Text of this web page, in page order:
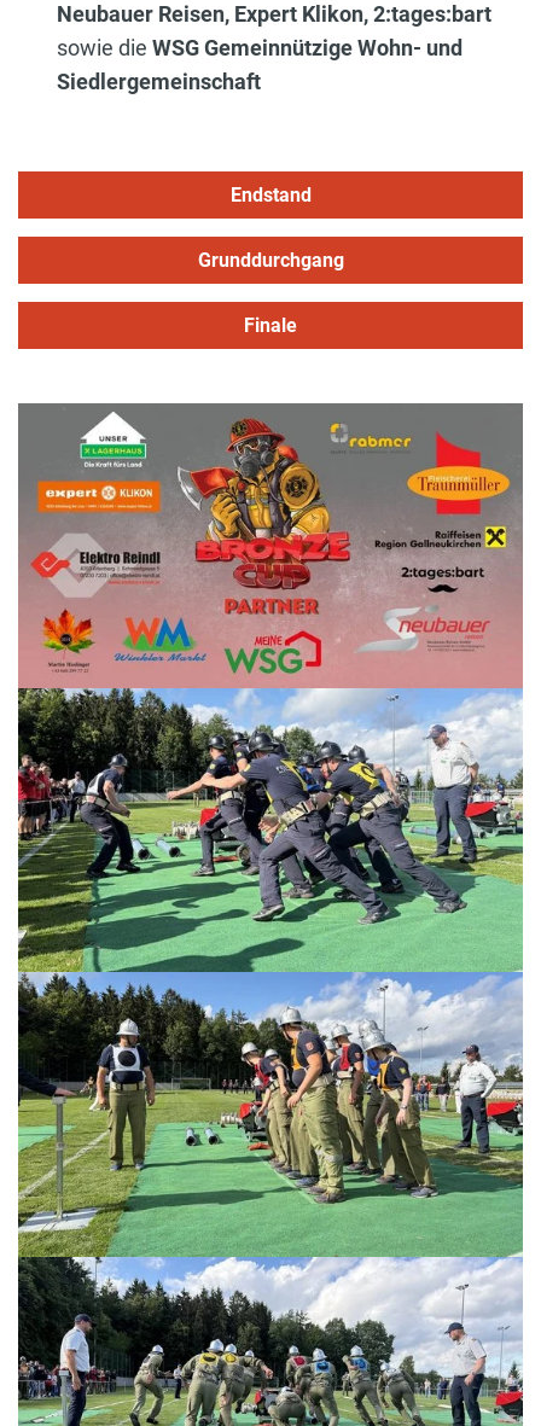
Neubauer Reisen, Expert Klikon, 2:tages:bart
sowie die WSG Gemeinnützige Wohn- und
Siedlergemeinschaft
Endstand
Grunddurchgang
Finale